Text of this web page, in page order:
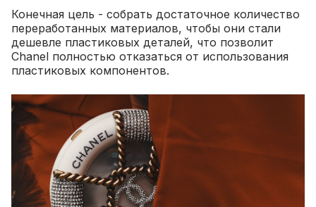
Конечная цель - собрать достаточное количество
переработанных материалов, чтобы они стали
дешевле пластиковых деталей, что позволит
Chanel полностью отказаться от использования
пластиковых компонентов.